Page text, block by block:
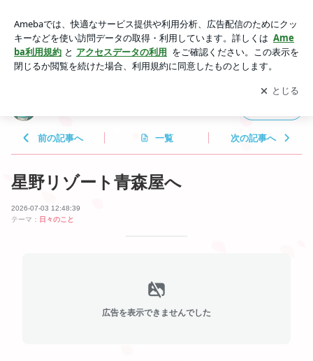
記
アプリをダウンロードして ブログの更新通知
を受け取りまし
ょう。
開く
前の記事へ 一覧 次の記事へ
星野リゾート青森屋へ
2026-07-03 12:48:39
テーマ： 日々のこと
広告を表示できませんでした